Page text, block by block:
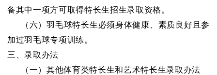
备其中一项方可取得特长生招生录取资格。
（六）羽毛球特长生必须身体健康、素质良好且参
加过羽毛球专项训练。
三、录取办法
（一）其他体育类特长生和艺术特长生录取办法